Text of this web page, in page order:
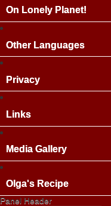
On Lonely Planet!
Other Languages
Privacy
Links
Media Gallery
Olga's Recipe
Panel Header